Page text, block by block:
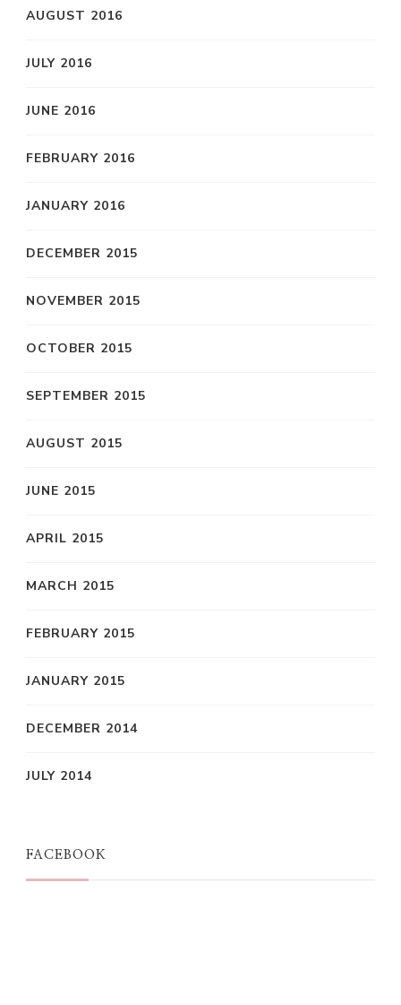
AUGUST 2016
JULY 2016
JUNE 2016
FEBRUARY 2016
JANUARY 2016
DECEMBER 2015
NOVEMBER 2015
OCTOBER 2015
SEPTEMBER 2015
AUGUST 2015
JUNE 2015
APRIL 2015
MARCH 2015
FEBRUARY 2015
JANUARY 2015
DECEMBER 2014
JULY 2014
FACEBOOK